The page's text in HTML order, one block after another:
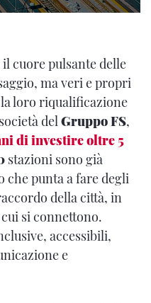
cuore pulsante delle
ma veri e propri
loro riqualificazione
delGruppo FS,
di investireoltre 5
stazioni sono già
che punta a fare degli
della città, in
si connettono.
accessibili,
e